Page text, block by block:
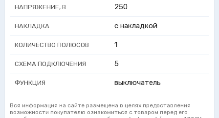
НАПРЯЖЕНИЕ, В 250
НАКЛАДКА с накладкой
КОЛИЧЕСТВО ПОЛЮСОВ 1
СХЕМА ПОДКЛЮЧЕНИЯ 5
ФУНКЦИЯ выключатель
Вся информация на сайте размещена в целях предоставления
возможности покупателю ознакомиться с товаром перед его